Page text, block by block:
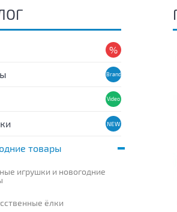
товары
игрушки и новогодние
ёлки